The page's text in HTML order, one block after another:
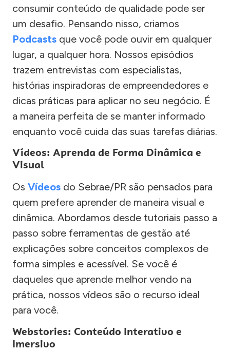
consumir conteúdo de qualidade pode ser
um desafio. Pensando nisso, criamos
Podcasts que você pode ouvir em qualquer
lugar, a qualquer hora. Nossos episódios
trazem entrevistas com especialistas,
histórias inspiradoras de empreendedores e
dicas práticas para aplicar no seu negócio. É
a maneira perfeita de se manter informado
enquanto você cuida das suas tarefas diárias.
Vídeos: Aprenda de Forma Dinâmica e
Visual
Os Vídeos do Sebrae/PR são pensados para
quem prefere aprender de maneira visual e
dinâmica. Abordamos desde tutoriais passo a
passo sobre ferramentas de gestão até
explicações sobre conceitos complexos de
forma simples e acessível. Se você é
daqueles que aprende melhor vendo na
prática, nossos vídeos são o recurso ideal
para você.
Webstories: Conteúdo Interativo e
Imersivo